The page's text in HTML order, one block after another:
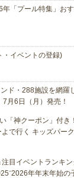
年「プール特集」お
・イベントの登録)
ド・288施設を網羅
月6日（月）発売！
「神クーポン」付き
で行く キッズパー
目イベントランキ
年年末年始の